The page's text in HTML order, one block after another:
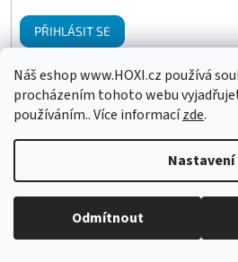
Náš eshop www.HOXI.cz používá
procházením tohoto webu
používáním.. Více informacízde.
Nastavení
Odmítnout
PŘIHLÁSIT SE
Mgr. Klára Hanzalová -
Copyright 2026HOXI ušní a